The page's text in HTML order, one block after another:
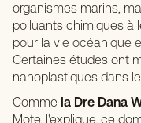
organismes marins,
polluants chimiques à
pour la vie océanique
Certaines études ont
nanoplastiques dans
Comme la Dre Dana
Mote, l'explique, ce